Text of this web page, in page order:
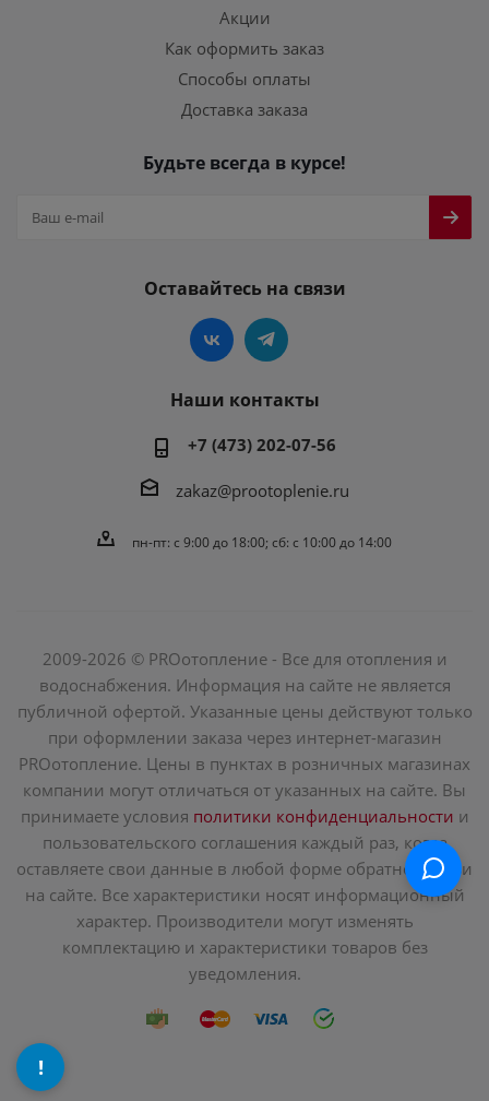
Акции
Как оформить заказ
Способы оплаты
Доставка заказа
Будьте всегда в курсе!
Оставайтесь на связи
Наши контакты
+7 (473) 202-07-56
zakaz@prootoplenie.ru
пн-пт: c 9:00 до 18:00; сб: с 10:00 до 14:00
2009-2026 © PROотопление - Все для отопления и
водоснабжения. Информация на сайте не является
публичной офертой. Указанные цены действуют только
при оформлении заказа через интернет-магазин
PROотопление. Цены в пунктах в розничных магазинах
компании могут отличаться от указанных на сайте. Вы
принимаете условия политики конфиденциальности и
пользовательского соглашения каждый раз, когда
оставляете свои данные в любой форме обратной связи
на сайте. Все характеристики носят информационный
характер. Производители могут изменять
комплектацию и характеристики товаров без
уведомления.
!